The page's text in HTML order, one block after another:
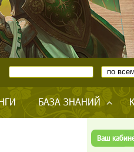
БАЗА ЗНАНИЙ
Ваш